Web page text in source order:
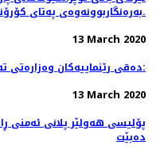
بەرەنگاربوونەوەی پەتای كۆرۆنا لە سلێمانی ئەم بڕیارانەی دەرکرد.
13 March 2020
دەقی رێنماییەكان وەزارەتی تەندروستی بۆبازارو شوێنەگشتیەکان:
13 March 2020
پۆلیسی هەولێر پلانی ئەمنی
دەبێت